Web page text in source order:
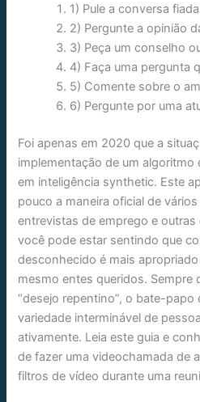
1) Pule a conversa
2) Pergunte a opinião
3) Peça um conselho
4) Faça uma pergunta
5) Comente sobre o
6) Pergunte por uma
Foi apenas em 2020 que a
implementação de um algoritmo
em inteligência synthetic. Este
pouco a maneira oficial de
entrevistas de emprego e
você pode estar sentindo que
desconhecido é mais
mesmo entes queridos. Sempre
“desejo repentino”, o bate-
variedade interminável de
ativamente. Leia este guia e
de fazer uma videochamada de
filtros de vídeo durante uma